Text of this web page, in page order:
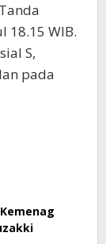
18.15 WIB.
S,
pada